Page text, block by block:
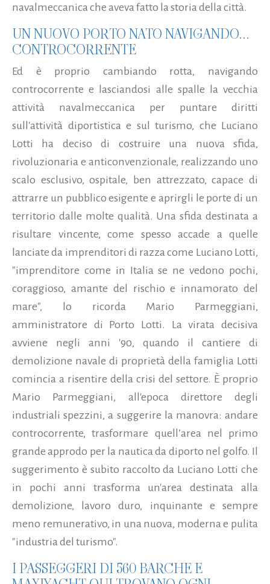
navalmeccanica che aveva fatto la storia della città.
UN NUOVO PORTO NATO NAVIGANDO...
CONTROCORRENTE
Ed è proprio cambiando rotta, navigando
controcorrente e lasciandosi alle spalle la vecchia
attività navalmeccanica per puntare diritti
sull'attività diportistica e sul turismo, che Luciano
Lotti ha deciso di costruire una nuova sfida,
rivoluzionaria e anticonvenzionale, realizzando uno
scalo esclusivo, ospitale, ben attrezzato, capace di
attrarre un pubblico esigente e aprirgli le porte di un
territorio dalle molte qualità. Una sfida destinata a
risultare vincente, come spesso accade a quelle
lanciate da imprenditori di razza come Luciano Lotti,
"imprenditore come in Italia se ne vedono pochi,
coraggioso, amante del rischio e innamorato del
mare", lo ricorda Mario Parmeggiani,
amministratore di Porto Lotti. La virata decisiva
avviene negli anni '90, quando il cantiere di
demolizione navale di proprietà della famiglia Lotti
comincia a risentire della crisi del settore. È proprio
Mario Parmeggiani, all'epoca direttore degli
industriali spezzini, a suggerire la manovra: andare
controcorrente, trasformare quell’area nel primo
grande approdo per la nautica da diporto nel golfo. Il
suggerimento è subito raccolto da Luciano Lotti che
in pochi anni trasforma un'area destinata alla
demolizione, lavoro duro, inquinante e sempre
meno remunerativo, in una nuova, moderna e pulita
"industria del turismo".
I PASSEGGERI DI 560 BARCHE E